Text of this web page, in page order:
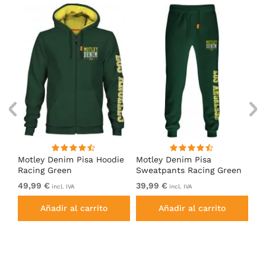
Motley Denim Pisa Hoodie
Racing Green
49,99 € incl. IVA
Añadir al carrito
Motley Denim Pisa
Sweatpants Racing Green
39,99 € incl. IVA
Añadir al carrito